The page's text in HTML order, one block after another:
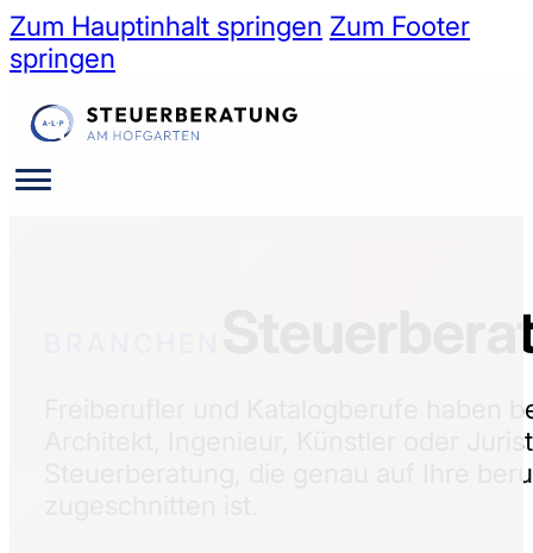
Zum Hauptinhalt springen Zum Footer
springen
Freiberufler und Katalogberufe haben
Architekt, Ingenieur, Künstler oder
Steuerberatung, die genau auf Ihre